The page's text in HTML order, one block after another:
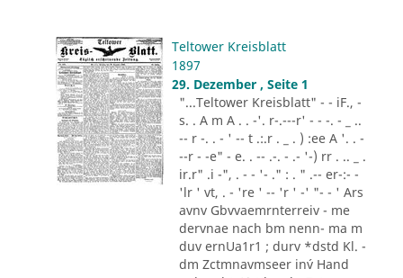
Teltower Kreisblatt
1897
29. Dezember , Seite 1
"...Teltower Kreisblatt" - - iF., -
s. . A m A . . -'. r-.---r' - - -. - _ ..
-- r -. . - ' -- t .:.r . _ . ) :ee A '. . -
--r - -e" - e. . -- .-. - .- '-) rr . .. _ .
ir.r" .i -", . - - '- ." : . " .-- er-:- -
'lr ' vt, . - 're ' -- 'r ' -' "- - ' Ars
avnv Gbvvaemrnterreiv - me
dervnae nach bm nenn- ma m
duv ernUa1r1 ; durv *dstd Kl. -
dm Zctmnavmseer in´v Hand